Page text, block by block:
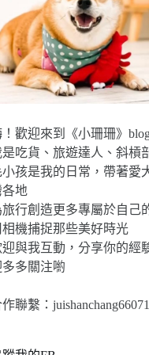
歡迎來到《小珊珊》
是吃貨、旅遊達人、斜槓
小孩是我的日常，帶著愛
各地
行創造更多專屬於自己
相機捕捉那些美好時光
迎與我互動，分享你的經
多多關注喲
作聯繫：